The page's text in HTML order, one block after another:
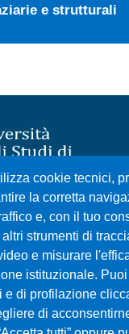
e strutturali
cookie tecnici,
la corretta
e, con il tuo
strumenti di
e misurare
istituzionale.
e di profilazione
di
di Messina
- 98122 Messina
1